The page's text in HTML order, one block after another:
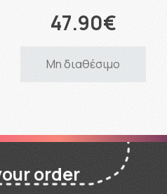
47.90€
Μη διαθέσιμο
order